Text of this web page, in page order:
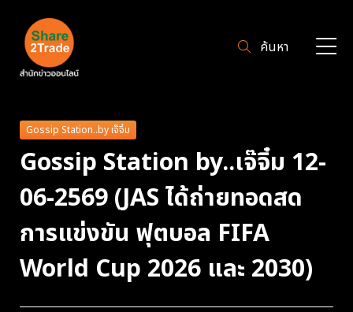
ค้นหา
Gossip Station..by เจ๊จิ๋ม
Gossip Station by..เจ๊จิ๋ม 12-
06-2569 (JAS ได้ถ่ายทอดสด
การแข่งขัน ฟุตบอล FIFA
World Cup 2026 และ 2030)